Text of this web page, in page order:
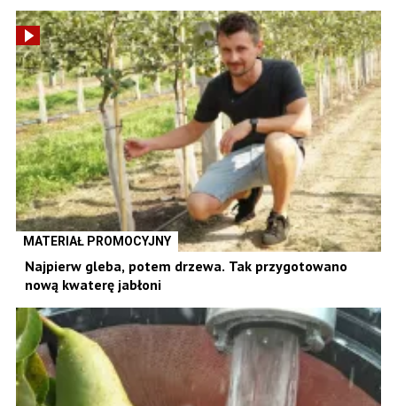
MATERIAŁ PROMOCYJNY
Najpierw gleba, potem drzewa. Tak przygotowano
nową kwaterę jabłoni